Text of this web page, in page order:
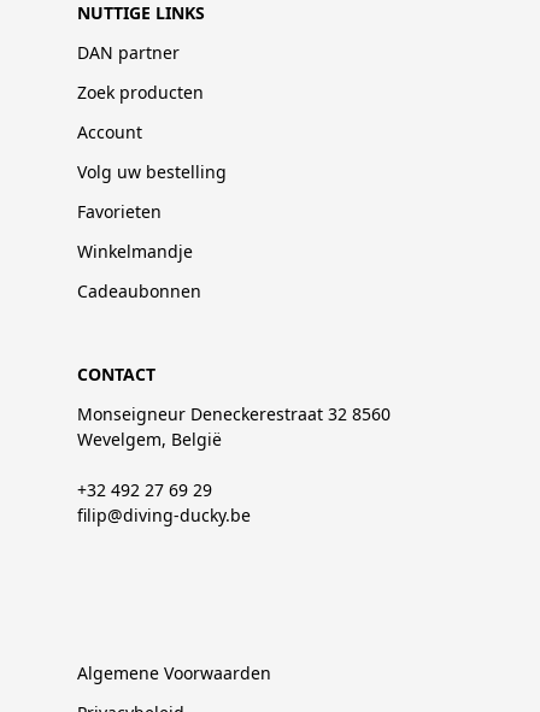
NUTTIGE LINKS
DAN partner
Zoek producten
Account
Volg uw bestelling
Favorieten
Winkelmandje
Cadeaubonnen
CONTACT
Monseigneur Deneckerestraat 32 8560
Wevelgem, België
+32 492 27 69 29
filip@diving-ducky.be
Algemene Voorwaarden